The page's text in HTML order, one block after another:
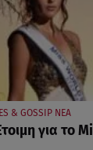
& GOSSIP ΝΕΑ
για το